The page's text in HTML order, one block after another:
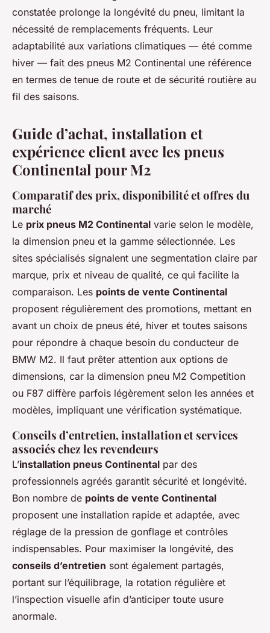
constatée prolonge la longévité du pneu, limitant la
nécessité de remplacements fréquents. Leur
adaptabilité aux variations climatiques — été comme
hiver — fait des pneus M2 Continental une référence
en termes de tenue de route et de sécurité routière au
fil des saisons.
Guide d’achat, installation et
expérience client avec les pneus
Continental pour M2
Comparatif des prix, disponibilité et offres du
marché
Le prix pneus M2 Continental varie selon le modèle,
la dimension pneu et la gamme sélectionnée. Les
sites spécialisés signalent une segmentation claire par
marque, prix et niveau de qualité, ce qui facilite la
comparaison. Les points de vente Continental
proposent régulièrement des promotions, mettant en
avant un choix de pneus été, hiver et toutes saisons
pour répondre à chaque besoin du conducteur de
BMW M2. Il faut prêter attention aux options de
dimensions, car la dimension pneu M2 Competition
ou F87 diffère parfois légèrement selon les années et
modèles, impliquant une vérification systématique.
Conseils d’entretien, installation et services
associés chez les revendeurs
L’installation pneus Continental par des
professionnels agréés garantit sécurité et longévité.
Bon nombre de points de vente Continental
proposent une installation rapide et adaptée, avec
réglage de la pression de gonflage et contrôles
indispensables. Pour maximiser la longévité, des
conseils d’entretien sont également partagés,
portant sur l’équilibrage, la rotation régulière et
l’inspection visuelle afin d’anticiper toute usure
anormale.